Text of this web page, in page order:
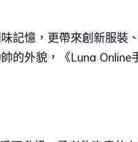
記憶，更帶來創新服裝
的外貌，《Luna Online